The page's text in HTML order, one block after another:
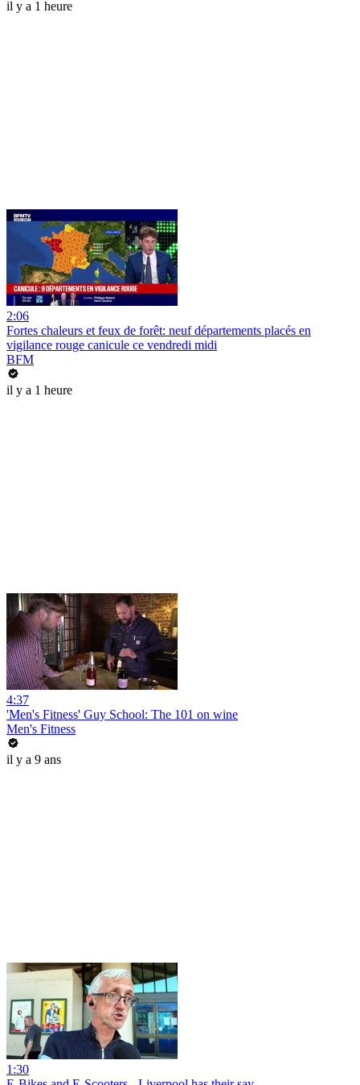
il y a 1 heure
2:06
Fortes chaleurs et feux de forêt: neuf départements placés en
vigilance rouge canicule ce vendredi midi
BFM
il y a 1 heure
4:37
'Men's Fitness' Guy School: The 101 on wine
Men's Fitness
il y a 9 ans
1:30